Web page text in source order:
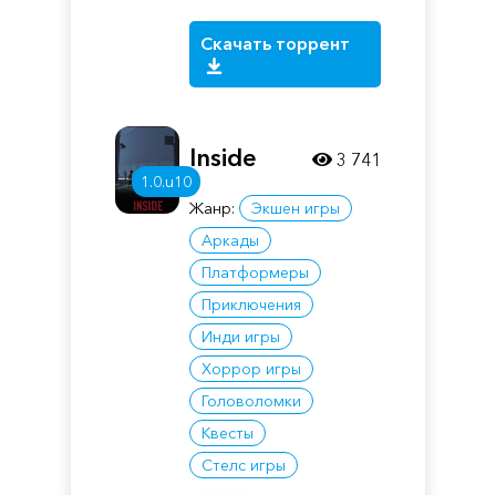
Скачать торрент
1.0.u10
Inside
Жанр:
Экшен игры
Аркады
Платформеры
Приключения
Инди игры
Хоррор игры
Головоломки
Квесты
Стелс игры
3 741